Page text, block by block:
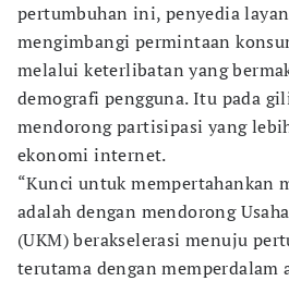
pertumbuhan ini, penyedia
mengimbangi permintaan
melalui keterlibatan yang
demografi pengguna. Itu pada
mendorong partisipasi yang
ekonomi internet.
“Kunci untuk mempertahankan
adalah dengan mendorong
(UKM) berakselerasi menuju
terutama dengan memperdalam